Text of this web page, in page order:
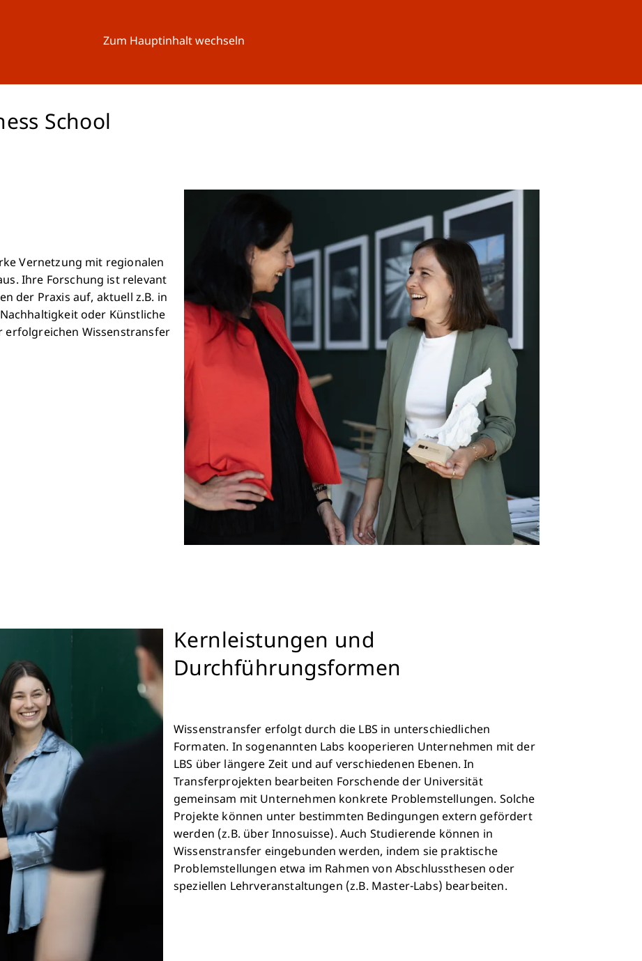
Zum Hauptinhalt wechseln
Universität Aktuelles
School
Vernetzung mit regionalen
Ihre Forschung ist relevant
der Praxis auf, aktuell z.B. in
oder Künstliche
erfolgreichen Wissenstransfer
Kernleistungen und
Durchführungsformen
Wissenstransfer erfolgt durch die LBS in unterschiedlichen
Formaten. In sogenannten Labs kooperieren Unternehmen mit der
LBS über längere Zeit und auf verschiedenen Ebenen. In
Transferprojekten bearbeiten Forschende der Universität
gemeinsam mit Unternehmen konkrete Problemstellungen. Solche
Projekte können unter bestimmten Bedingungen extern gefördert
werden (z.B. über Innosuisse). Auch Studierende können in
Wissenstransfer eingebunden werden, indem sie praktische
Problemstellungen etwa im Rahmen von Abschlussthesen oder
speziellen Lehrveranstaltungen (z.B. Master-Labs) bearbeiten.